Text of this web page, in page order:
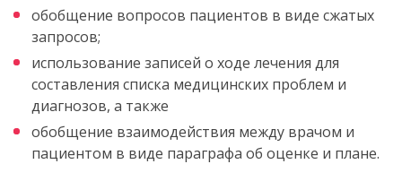
обобщение вопросов пациентов в виде сжатых
запросов;
использование записей о ходе лечения для
составления списка медицинских проблем и
диагнозов, а также
обобщение взаимодействия между врачом и
пациентом в виде параграфа об оценке и плане.